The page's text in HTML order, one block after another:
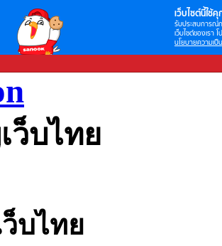
เว็บไซต์นี้ใช้คุ
รับประสบการณ์
เว็บไซต์ของเรา
นโยบายความเป็
ว็บไทย
บไทย